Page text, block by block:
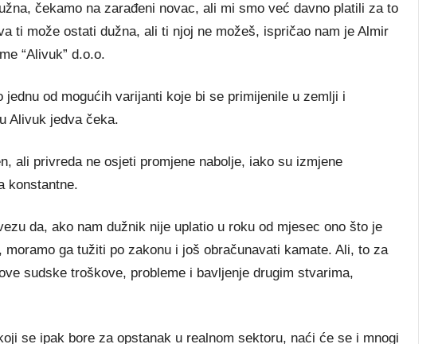
čekamo na zarađeni novac, ali mi smo već davno platili za to
ti može ostati dužna, ali ti njoj ne možeš, ispričao nam je Almir
“Alivuk” d.o.o.
jednu od mogućih varijanti koje bi se primijenile u zemlji i
Alivuk jedva čeka.
ali privreda ne osjeti promjene nabolje, iako su izmjene
konstantne.
da, ako nam dužnik nije uplatio u roku od mjesec ono što je
moramo ga tužiti po zakonu i još obračunavati kamate. Ali, to za
sudske troškove, probleme i bavljenje drugim stvarima,
se ipak bore za opstanak u realnom sektoru, naći će se i mnogi